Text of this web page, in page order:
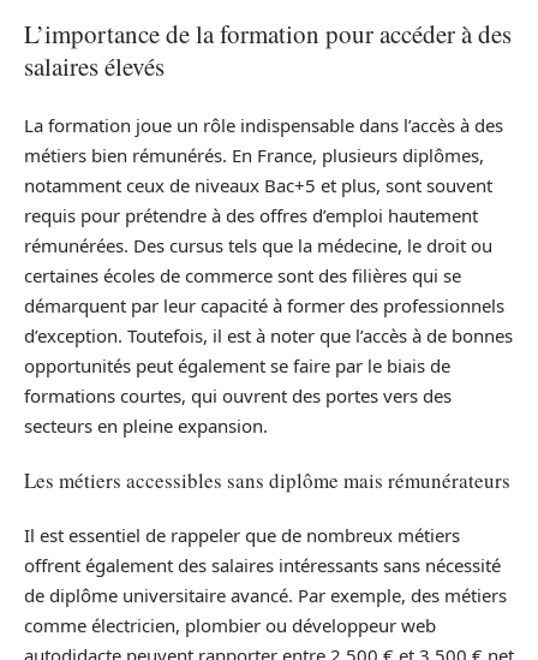
L’importance de la formation pour accéder à des
salaires élevés
La formation joue un rôle indispensable dans l’accès à des
métiers bien rémunérés. En France, plusieurs diplômes,
notamment ceux de niveaux Bac+5 et plus, sont souvent
requis pour prétendre à des offres d’emploi hautement
rémunérées. Des cursus tels que la médecine, le droit ou
certaines écoles de commerce sont des filières qui se
démarquent par leur capacité à former des professionnels
d’exception. Toutefois, il est à noter que l’accès à de bonnes
opportunités peut également se faire par le biais de
formations courtes, qui ouvrent des portes vers des
secteurs en pleine expansion.
Les métiers accessibles sans diplôme mais rémunérateurs
Il est essentiel de rappeler que de nombreux métiers
offrent également des salaires intéressants sans nécessité
de diplôme universitaire avancé. Par exemple, des métiers
comme électricien, plombier ou développeur web
autodidacte peuvent rapporter entre 2 500 € et 3 500 € net